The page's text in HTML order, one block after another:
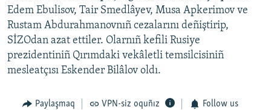
Edem Ebulisov, Tair Smedlâyev, Musa Apkerimov ve
Rustam Abdurahmanovnıñ cezalarını deñiştirip,
SİZOdan azat ettiler. Olarnıñ kefili Rusiye
prezidentiniñ Qırımdaki vekâletli temsilcisiniñ
mesleatçısı Eskender Bilâlov oldı.
Paylaşmaq VPN-siz oquñız Follow us